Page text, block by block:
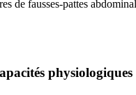
de fausses-pattes
physiologiques